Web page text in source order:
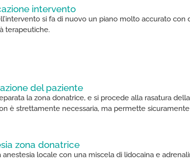
intervento​
si fa di nuovo un piano molto accurato
terapeutiche.
del paziente​
la zona donatrice, e si procede alla rasatura
è strettamente necessaria, ma permette
zona donatrice​
anestesia locale con una miscela di lidocaina e